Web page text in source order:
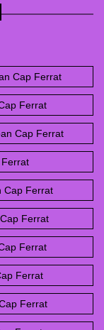
Cap Ferrat
Ferrat
Cap Ferrat
Cap Ferrat
Ferrat
Ferrat
Ferrat
Ferrat